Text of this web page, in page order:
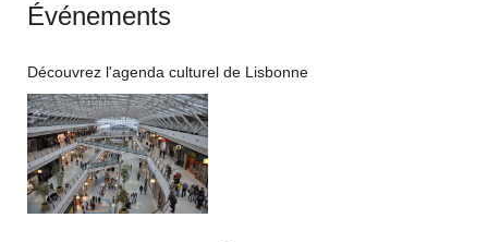
Événements
Découvrez l'agenda culturel de Lisbonne